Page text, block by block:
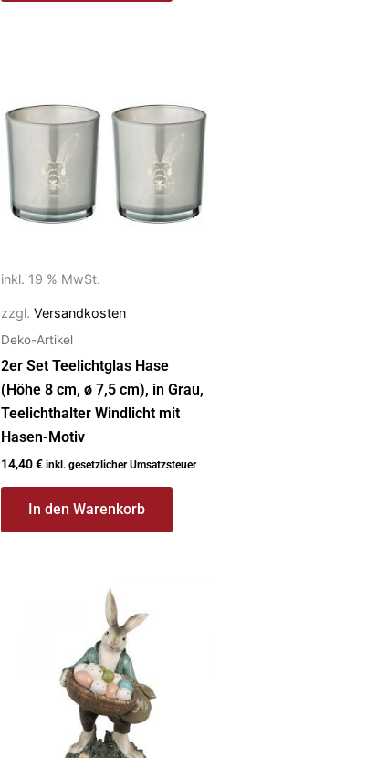
inkl. 19 % MwSt.
zzgl. Versandkosten
Deko-Artikel
2er Set Teelichtglas Hase
(Höhe 8 cm, ø 7,5 cm), in Grau,
Teelichthalter Windlicht mit
Hasen-Motiv
14,40€ inkl. gesetzlicher Umsatzsteuer
In den Warenkorb